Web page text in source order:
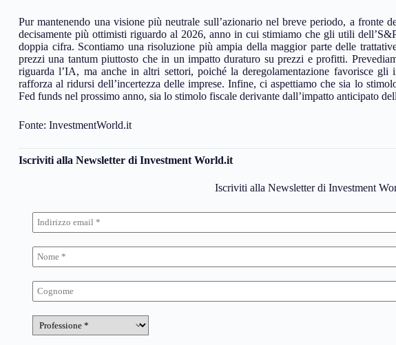
Pur mantenendo una visione più neutrale sull’azionario nel breve periodo, a fronte
decisamente più ottimisti riguardo al 2026, anno in cui stimiamo che gli utili
doppia cifra. Scontiamo una risoluzione più ampia della maggior parte delle
prezzi una tantum piuttosto che in un impatto duraturo su prezzi e profitti.
riguarda l’IA, ma anche in altri settori, poiché la deregolamentazione favorisce
rafforza al ridursi dell’incertezza delle imprese. Infine, ci aspettiamo che sia lo
Fed funds nel prossimo anno, sia lo stimolo fiscale derivante dall’impatto anticipato
Fonte: InvestmentWorld.it
Iscriviti alla Newsletter di Investment World.it
Iscriviti alla Newsletter di Investment